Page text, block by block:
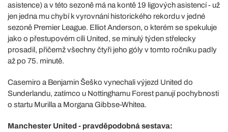
asistence) a v této sezoně má na kontě 19 ligových asistencí - už
jen jedna mu chybí k vyrovnání historického rekordu v jedné
sezoně Premier League. Elliot Anderson, o kterém se spekuluje
jako o přestupovém cíli United, se minulý týden střelecky
prosadil, přičemž všechny čtyři jeho góly v tomto ročníku padly
až po 75. minutě.
Casemiro a Benjamin Šeško vynechali výjezd United do
Sunderlandu, zatímco u Nottinghamu Forest panují pochybnosti
o startu Murilla a Morgana Gibbse-Whitea.
Manchester United - pravděpodobná sestava: